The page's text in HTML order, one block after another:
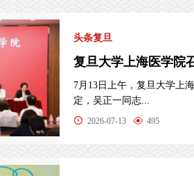
头条复旦
复旦大学上海医学院
7月13日上午，复旦大学上
定，吴正一同志...
2026-07-13 495